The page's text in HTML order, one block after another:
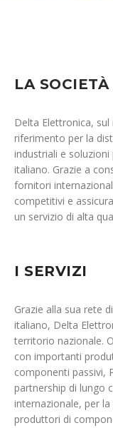
LA SOCIETÀ
Delta Elettronica,
riferimento per la
industriali e
italiano. Grazie a
fornitori
competitivi e
un servizio di alta
I SERVIZI
Grazie alla sua rete
italiano, Delta
territorio nazionale.
con importanti
componenti passivi,
partnership di lungo
internazionale, per
produttori di